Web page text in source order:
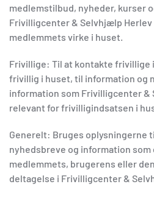
medlemstilbud, nyheder, kurser
Frivilligcenter & Selvhjælp
medlemmets virke i huset.
Frivillige: Til at kontakte frivillige
frivillig i huset, til information og
information som Frivilligcenter
relevant for frivilligindsatsen i
Generelt: Bruges oplysningerne
nyhedsbreve og information
medlemmets, brugerens eller
deltagelse i Frivilligcenter &